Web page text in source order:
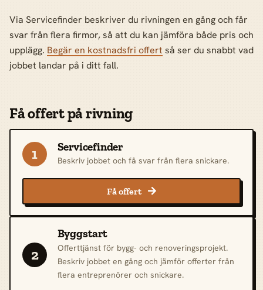
Via Servicefinder beskriver du rivningen en gång och får
svar från flera firmor, så att du kan jämföra både pris och
upplägg. Begär en kostnadsfri offert så ser du snabbt vad
jobbet landar på i ditt fall.
Få offert på rivning
1 Servicefinder
Beskriv jobbet och få svar från flera snickare.
Få offert 
2
Byggstart
Offerttjänst för bygg- och renoveringsprojekt.
Beskriv jobbet en gång och jämför offerter från
flera entreprenörer och snickare.